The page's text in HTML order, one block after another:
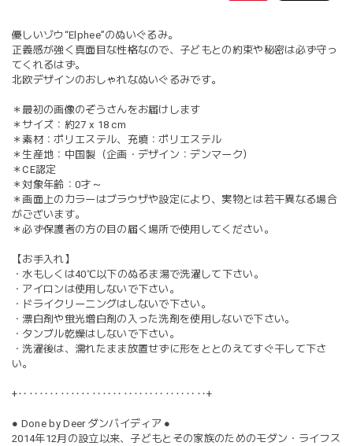
優しいゾウ“Elphee”のぬいぐるみ。
正義感が強く真面目な性格なので、子どもとの約束や秘密は必ず守っ
てくれるはず。
北欧デザインのおしゃれなぬいぐるみです。
＊最初の画像のぞうさんをお届けします
＊サイズ：約27 x 18 cm
＊素材：ポリエステル、充填：ポリエステル
＊生産地：中国製（企画・デザイン：デンマーク）
＊CE認定
＊対象年齢：0才～
＊画面上のカラーはブラウザや設定により、実物とは若干異なる場合
がございます。
＊必ず保護者の方の目の届く場所で使用してください。
【お手入れ】
・水もしくは40℃以下のぬるま湯で洗濯して下さい。
・アイロンは使用しないで下さい。
・ドライクリーニングはしないで下さい。
・漂白剤や蛍光増白剤の入った洗剤を使用しないで下さい。
・タンブル乾燥はしないで下さい。
・洗濯後は、濡れたまま放置せずに形をととのえてすぐ干して下さ
い。
+‥‥‥‥‥‥‥‥‥‥‥‥‥‥‥‥‥‥+
● Done by Deer ダンバイディア ●
2014年12月の設立以来、子どもとその家族のためのモダン・ライフス